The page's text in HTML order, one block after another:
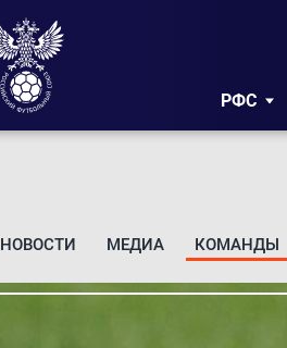
РФС
НОВОСТИ МЕДИА КОМАНДЫ